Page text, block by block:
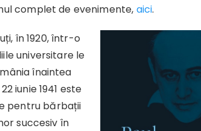
complet de evenimente, aici.
în 1920, într-o
universitare le
înaintea
iunie 1941 este
pentru bărbații
succesiv în